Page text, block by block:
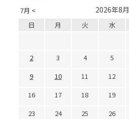
7月 < 2026年8月
日 月 火 水
2
3 4 5
9
10 11 12
16
17 18 19
23
24 25 26